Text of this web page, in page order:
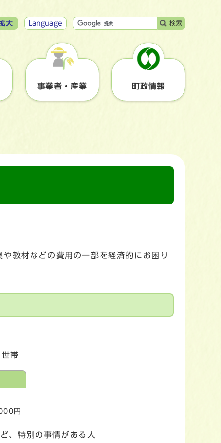
大 Language 検索
事業者・産業 町政情報
教材などの費用の一部を経済的にお困り
帯
円
、特別の事情がある人